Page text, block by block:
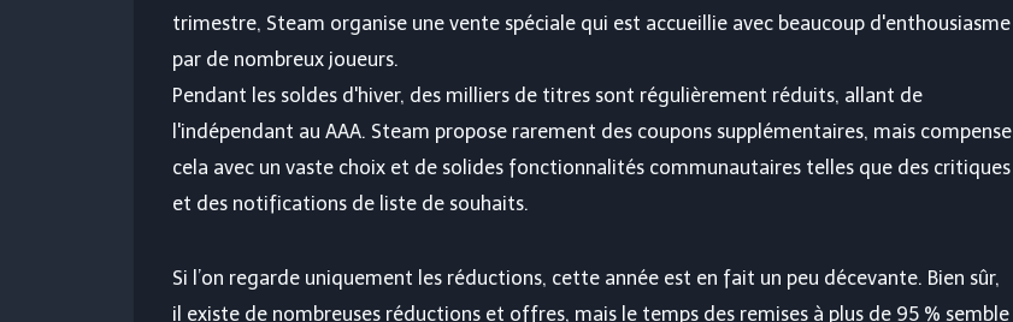
trimestre, Steam organise une vente spéciale qui est accueillie avec beaucoup d'enthousiasme
par de nombreux joueurs.
Pendant les soldes d'hiver, des milliers de titres sont régulièrement réduits, allant de
l'indépendant au AAA. Steam propose rarement des coupons supplémentaires, mais compense
cela avec un vaste choix et de solides fonctionnalités communautaires telles que des critiques
et des notifications de liste de souhaits.
Si l’on regarde uniquement les réductions, cette année est en fait un peu décevante. Bien sûr,
il existe de nombreuses réductions et offres, mais le temps des remises à plus de 95 % semble